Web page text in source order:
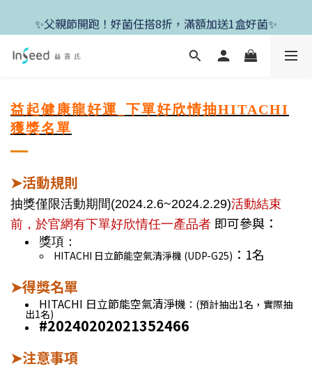
✨新朋友首單現折400+送1盒益生菌，滿額再享免運✨
✨父親節開跑！好菌任搭8折，滿額加送1盒好菌✨
✨新朋友首單現折400+送1盒益生菌，滿額再享免運✨
益起健康龍好運_下單好欣情抽HITACHI
獲獎名單
➤活動規則
抽獎僅限活動期間(2024.2.6~2024.2.29)活動結束
前，於官網有下單好欣情任一產品者 即可參與：
獎項：
HITACHI 日立節能空氣清淨機 (UDP-G25) ：1名
➤得獎名單
HITACHI 日立節能空氣清淨機 ：(預計抽出1名，實際抽
出1名)
#20240202021352466
➤注意事項